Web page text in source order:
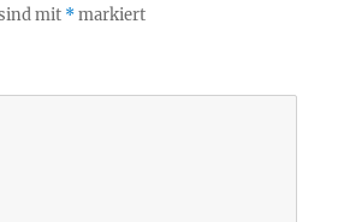
mit *markiert